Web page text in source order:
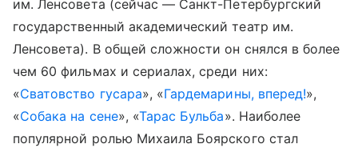
им. Ленсовета (сейчас — Санкт-Петербургский
государственный академический театр им.
Ленсовета). В общей сложности он снялся в более
чем 60 фильмах и сериалах, среди них:
«Сватовство гусара», «Гардемарины, вперед!»,
«Собака на сене», «Тарас Бульба». Наиболее
популярной ролью Михаила Боярского стал